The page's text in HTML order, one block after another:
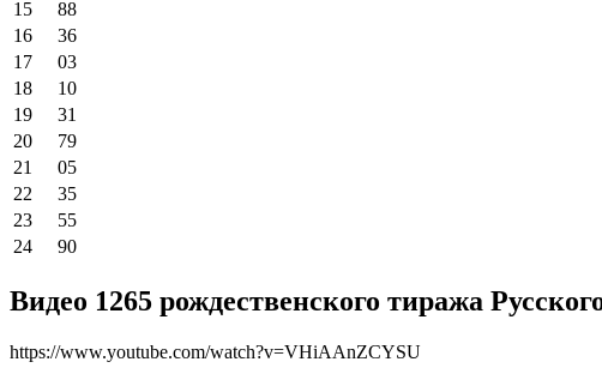
15
88
16
36
17
03
18
10
19
31
20
79
21
05
22
35
23
55
24
90
Видео 1265 рождественского тиража
https://www.youtube.com/watch?v=VHiAAnZCYSU